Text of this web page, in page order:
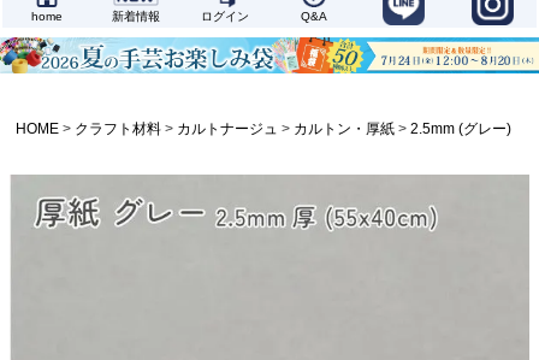
home 新着情報 ログイン Q&A
HOME クラフト材料 カルトナージュ カルトン・厚紙 2.5mm (グレー)